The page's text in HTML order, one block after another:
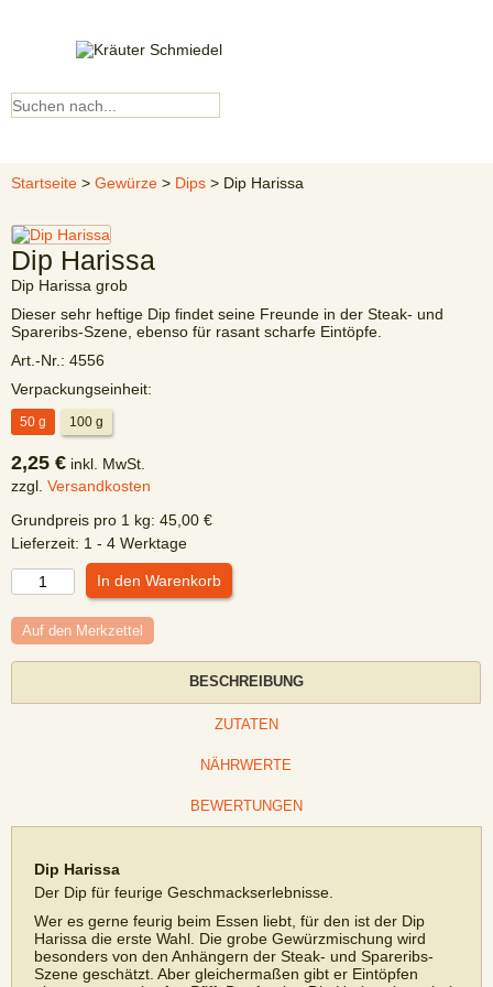
Startseite > Gewürze > Dips > Dip Harissa
Dip Harissa
Dip Harissa grob
Dieser sehr heftige Dip findet seine Freunde in der Steak- und
Spareribs-Szene, ebenso für rasant scharfe Eintöpfe.
Art.-Nr.: 4556
Verpackungseinheit:
50 g 100 g
2,25 € inkl. MwSt.
zzgl. Versandkosten
Grundpreis pro 1 kg: 45,00 €
Lieferzeit: 1 - 4 Werktage
Auf den Merkzettel
BESCHREIBUNG
ZUTATEN
NÄHRWERTE
BEWERTUNGEN
Dip Harissa
Der Dip für feurige Geschmackserlebnisse.
Wer es gerne feurig beim Essen liebt, für den ist der Dip
Harissa die erste Wahl. Die grobe Gewürzmischung wird
besonders von den Anhängern der Steak- und Spareribs-
Szene geschätzt. Aber gleichermaßen gibt er Eintöpfen